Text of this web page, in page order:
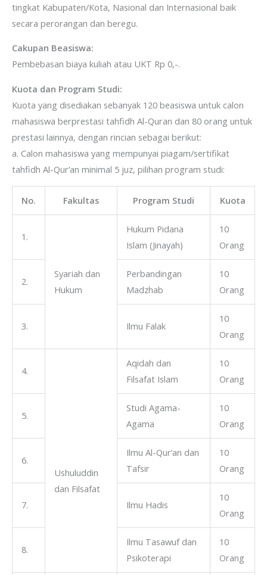
tingkat Kabupaten/Kota, Nasional dan Internasional baik
secara perorangan dan beregu.
Cakupan Beasiswa:
Pembebasan biaya kuliah atau UKT Rp 0,-.
Kuota dan Program Studi:
Kuota yang disediakan sebanyak 120 beasiswa untuk calon
mahasiswa berprestasi tahfidh Al-Quran dan 80 orang untuk
prestasi lainnya, dengan rincian sebagai berikut:
a. Calon mahasiswa yang mempunyai piagam/sertifikat
tahfidh Al-Qur’an minimal 5 juz, pilihan program studi:
No. Fakultas Program Studi Kuota
1.
Syariah dan
Hukum
Hukum Pidana
Islam (Jinayah)
10
Orang
2.
Perbandingan
Madzhab
10
Orang
3. Ilmu Falak
10
Orang
4.
Ushuluddin
dan Filsafat
Aqidah dan
Filsafat Islam
10
Orang
5.
Studi Agama-
Agama
10
Orang
6.
Ilmu Al-Qur’an dan
Tafsir
10
Orang
7. Ilmu Hadis
10
Orang
8.
Ilmu Tasawuf dan
Psikoterapi
10
Orang